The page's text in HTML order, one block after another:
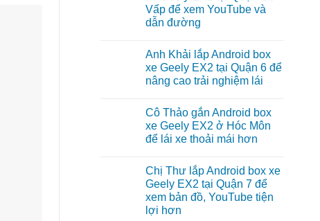
Anh
Kiên
lắp
cho
Geely
EX2
tại
để
xem
Youtube
Vấp để xem YouTube và
dẫn đường
bình
luận
ở
Anh
Android
box
xe
Geely
EX2
Gò
Vấp
để
xem
YouTube
và
Anh Khải lắp Android box
xe Geely EX2 tại Quận 6 để
nâng cao trải nghiệm lái
bình
luận
ở
Anh
Android
box
xe
Geely
EX2
tại
Cô Thảo gắn Android box
xe Geely EX2 ở Hóc Môn
để lái xe thoải mái hơn
bình
luận
ở
Cô
Thảo
gắn
Chị Thư lắp Android box xe
Geely EX2 tại Quận 7 để
xem bản đồ, YouTube tiện
lợi hơn